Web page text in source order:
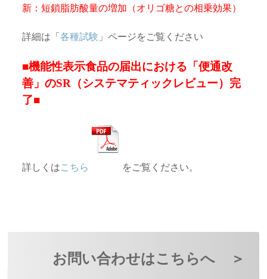
新：短鎖脂肪酸量の増加（オリゴ糖との相乗効果）
詳細は「各種試験 」ページをご覧ください
■機能性表示食品の届出における「便通改
善」のSR（システマティックレビュー）完
了■
詳しくはこちら をご覧ください。
お問い合わせはこちらへ ＞